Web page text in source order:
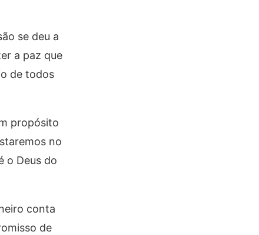
se deu a
a paz que
de todos
propósito
no
o Deus do
conta
de